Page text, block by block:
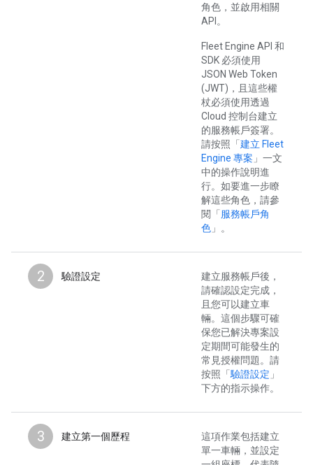
角色，並啟用相關
API。
Fleet Engine API 和
SDK 必須使用
JSON Web Token
(JWT)，且這些權
杖必須使用透過
Cloud 控制台建立
的服務帳戶簽署。
請按照「 建立 Fleet
Engine 專案 」一文
中的操作說明進
行。如要進一步瞭
解這些角色，請參
閱「 服務帳戶角
色 」。
2 驗證設定
建立服務帳戶後，
請確認設定完成，
且您可以建立車
輛。這個步驟可確
保您已解決專案設
定期間可能發生的
常見授權問題。請
按照「驗證設定 」
下方的指示操作。
3 建立第一個歷程
這項作業包括建立
單一車輛，並設定